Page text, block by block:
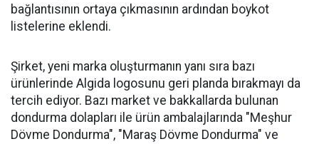
bağlantısının ortaya çıkmasının ardından boykot
listelerine eklendi.
Şirket, yeni marka oluşturmanın yanı sıra bazı
ürünlerinde Algida logosunu geri planda bırakmayı da
tercih ediyor. Bazı market ve bakkallarda bulunan
dondurma dolapları ile ürün ambalajlarında "Meşhur
Dövme Dondurma", "Maraş Dövme Dondurma" ve